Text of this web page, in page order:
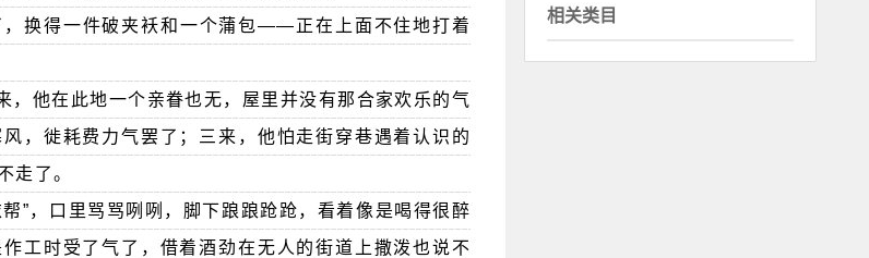
，换得一件破夹袄和一个蒲包——正在上面不住地打着
，他在此地一个亲眷也无，屋里并没有那合家欢乐的气
，徙耗费力气罢了；三来，他怕走街穿巷遇着认识的
走了。
”，口里骂骂咧咧，脚下踉踉跄跄，看着像是喝得很醉
工时受了气了，借着酒劲在无人的街道上撒泼也说不
相关类目